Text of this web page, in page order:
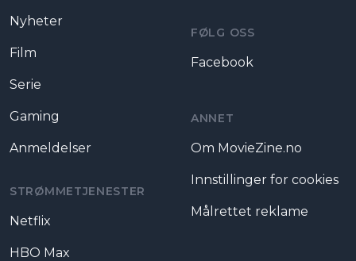
Nyheter
Film
Serie
Gaming
Anmeldelser
STRØMMETJENESTER
Netflix
HBO Max
FØLG OSS
Facebook
ANNET
Om MovieZine.no
Innstillinger for cookies
Målrettet reklame